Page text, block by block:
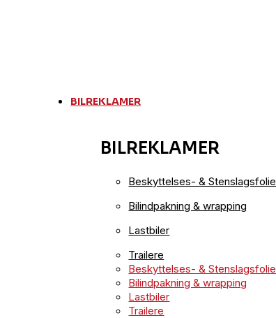
BILREKLAMER
BILREKLAMER
Beskyttelses- & Stenslagsfolie
Bilindpakning & wrapping
Lastbiler
Trailere
Beskyttelses- & Stenslagsfolie
Bilindpakning & wrapping
Lastbiler
Trailere